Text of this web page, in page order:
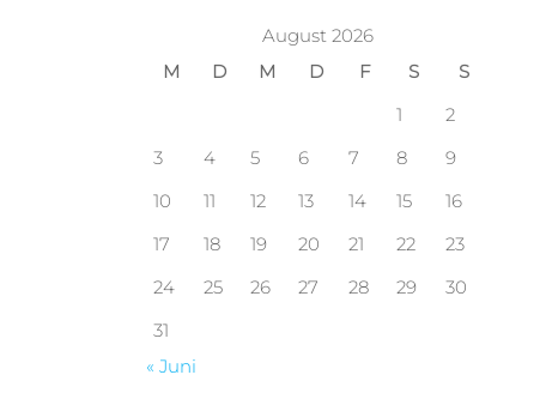
August 2026
M
D M D F S
S
1
2
3
4 5 6 7 8
9
10
11 12 13 14 15
16
17
18 19 20 21 22
23
24
25 26 27 28 29
30
31
« Juni